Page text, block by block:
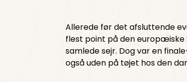
Allerede før det afsluttende
flest point på den europæiske
samlede sejr. Dog var en
også uden på tøjet hos den